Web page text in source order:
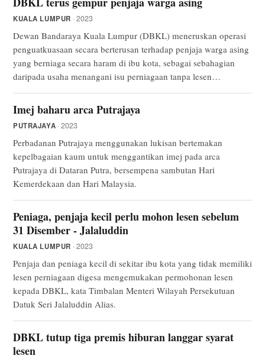
KUALA LUMPUR · 2023
Dewan Bandaraya Kuala Lumpur (DBKL) meneruskan operasi
penguatkuasaan secara berterusan terhadap penjaja warga asing
yang berniaga secara haram di ibu kota, sebagai sebahagian
daripada usaha menangani isu perniagaan tanpa lesen…
Imej baharu arca Putrajaya
PUTRAJAYA · 2023
Perbadanan Putrajaya menggunakan lukisan bertemakan
kepelbagaian kaum untuk menggantikan imej pada arca
Putrajaya di Dataran Putra, bersempena sambutan Hari
Kemerdekaan dan Hari Malaysia.
Peniaga, penjaja kecil perlu mohon lesen sebelum
31 Disember - Jalaluddin
KUALA LUMPUR · 2023
Penjaja dan peniaga kecil di sekitar ibu kota yang tidak memiliki
lesen perniagaan digesa mengemukakan permohonan lesen
kepada DBKL, kata Timbalan Menteri Wilayah Persekutuan
Datuk Seri Jalaluddin Alias.
DBKL tutup tiga premis hiburan langgar syarat
lesen